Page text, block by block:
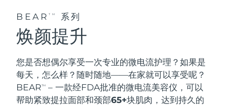
BEARTM 系列
焕颜提升
您是否想偶尔享受一次专业的微电流护理 ？如果是
每天，怎么样？随时随地——在家就可以享受呢？
BEARTM
– 一款经FDA批准的微电流美容仪，可以
帮助紧致提拉面部和颈部65+块肌肉 ，达到持久的